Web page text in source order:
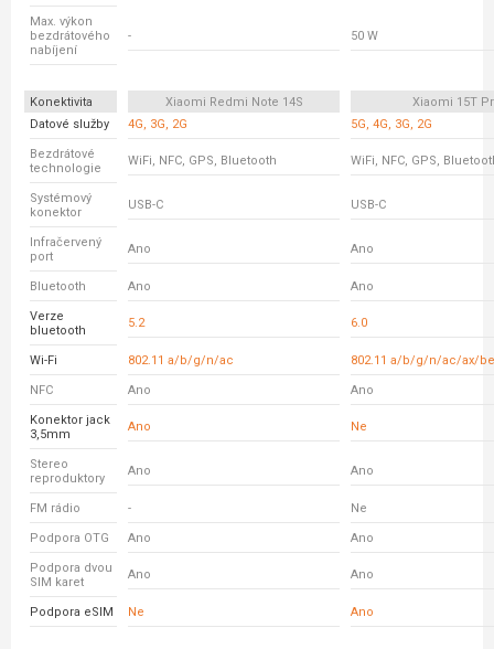
Max. výkon
bezdrátového
nabíjení
- 50 W
Konektivita Xiaomi Redmi Note 14S
Xiaomi 15T
Datové služby
4G, 3G, 2G 5G, 4G, 3G, 2G
Bezdrátové
technologie
WiFi, NFC, GPS, Bluetooth WiFi, NFC, GPS,
Systémový
konektor
USB-C USB-C
Infračervený
port
Ano Ano
Bluetooth Ano Ano
Verze
bluetooth
5.2 6.0
Wi-Fi 802.11 a/b/g/n/ac 802.11 a/b/g/n/ac/ax/be
NFC Ano Ano
Konektor jack
3,5mm
Ano Ne
Stereo
reproduktory
Ano Ano
FM rádio - Ne
Podpora OTG Ano Ano
Podpora dvou
SIM karet
Ano Ano
Podpora eSIM Ne Ano